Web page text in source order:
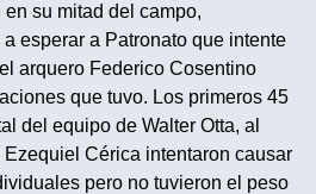
su mitad del campo,
esperar a Patronato que intente
arquero Federico Cosentino
que tuvo. Los primeros 45
del equipo de Walter Otta, al
Cérica intentaron causar
pero no tuvieron el peso